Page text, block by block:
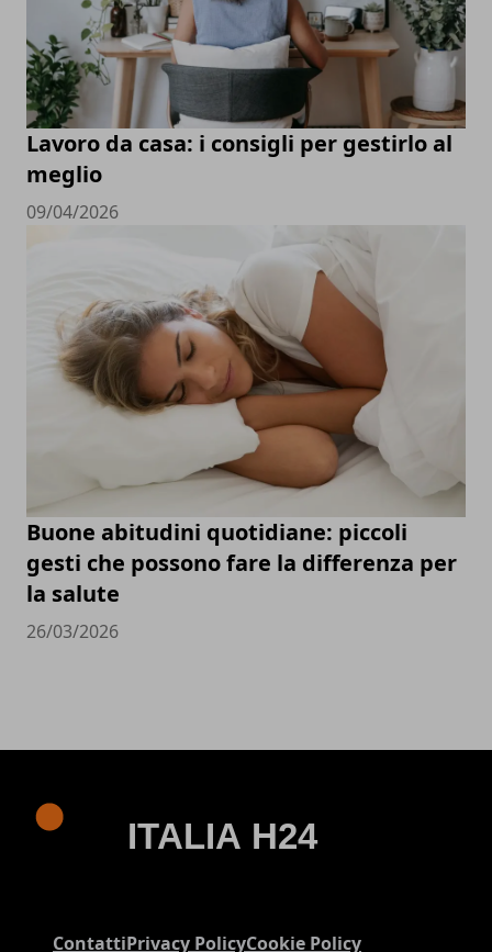
Lavoro da casa: i consigli per gestirlo al
meglio
09/04/2026
Buone abitudini quotidiane: piccoli
gesti che possono fare la differenza per
la salute
26/03/2026
ContattiPrivacy PolicyCookie Policy